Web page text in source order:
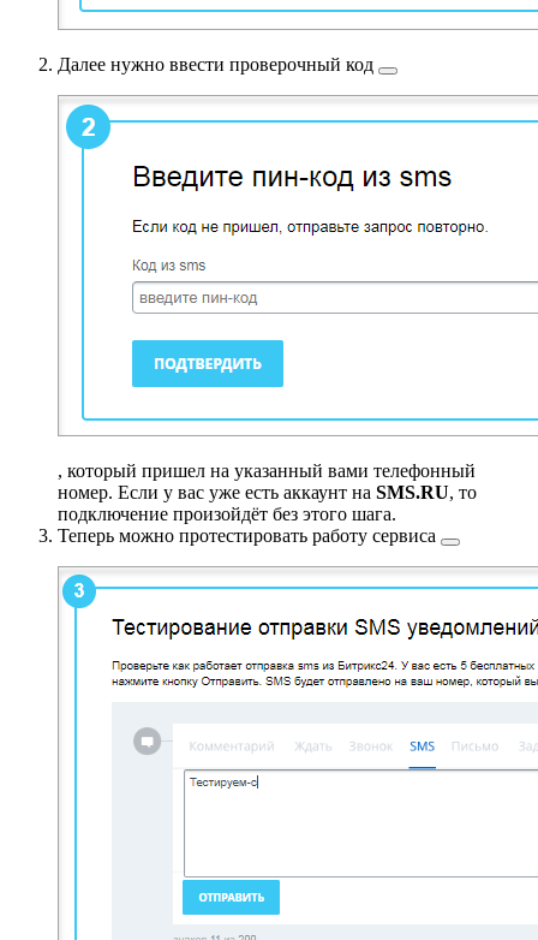
Далее нужно ввести проверочный код
, который пришел на указанный вами телефонный
номер. Если у вас уже есть аккаунт на SMS.RU, то
подключение произойдёт без этого шага.
Теперь можно протестировать работу сервиса